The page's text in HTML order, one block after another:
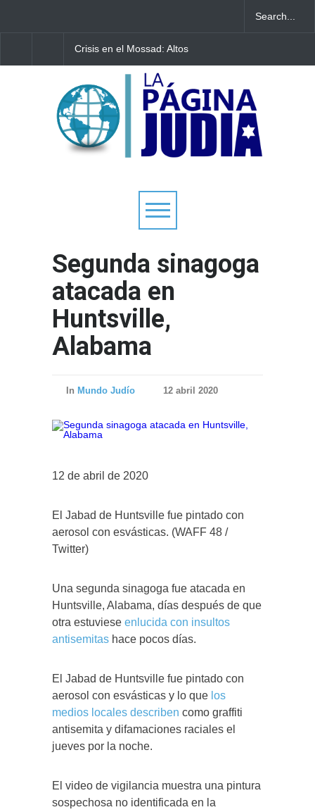
Crisis en el Mossad: Altos
contra el director Roman
Gofman por la
reorganización de Irán
víctimas de un ataque
creciente hostilidad
Europa
Segunda sinagoga
atacada en
Huntsville,
Alabama
In Mundo Judío 12 abril 2020
12 de abril de 2020
El Jabad de Huntsville fue pintado con
aerosol con esvásticas. (WAFF 48 /
Twitter)
Una segunda sinagoga fue atacada en
Huntsville, Alabama, días después de que
otra estuviese enlucida con insultos
antisemitas hace pocos días.
El Jabad de Huntsville fue pintado con
aerosol con esvásticas y lo que los
medios locales describen como graffiti
antisemita y difamaciones raciales el
jueves por la noche.
El video de vigilancia muestra una pintura
sospechosa no identificada en la